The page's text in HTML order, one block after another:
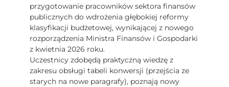
przygotowanie pracowników sektora finansów
publicznych do wdrożenia głębokiej reformy
klasyfikacji budżetowej, wynikającej z nowego
rozporządzenia Ministra Finansów i Gospodarki
z kwietnia 2026 roku.
Uczestnicy zdobędą praktyczną wiedzę z
zakresu obsługi tabeli konwersji (przejścia ze
starych na nowe paragrafy), poznają nowy